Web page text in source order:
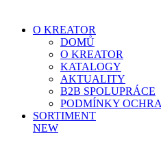
O KREATOR
DOMŮ
O KREATOR
KATALOGY
AKTUALITY
B2B SPOLUPRÁCE
PODMÍNKY
SORTIMENT
NEW